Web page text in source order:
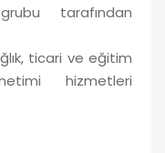
tarafından
ticari ve eğitim
hizmetleri